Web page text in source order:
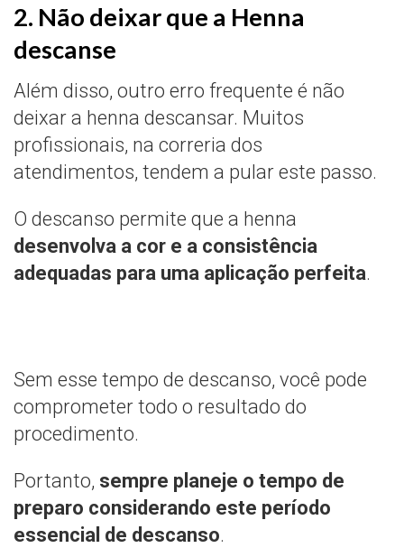
2. Não deixar que a Henna
descanse
Além disso, outro erro frequente é não
deixar a henna descansar. Muitos
profissionais, na correria dos
atendimentos, tendem a pular este passo.
O descanso permite que a henna
desenvolva a cor e a consistência
adequadas para uma aplicação perfeita.
Sem esse tempo de descanso, você pode
comprometer todo o resultado do
procedimento.
Portanto, sempre planeje o tempo de
preparo considerando este período
essencial de descanso.